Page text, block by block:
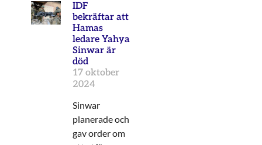
IDF
bekräftar att
Hamas
ledare Yahya
Sinwar är
död
17 oktober
2024
Sinwar
planerade och
gav order om